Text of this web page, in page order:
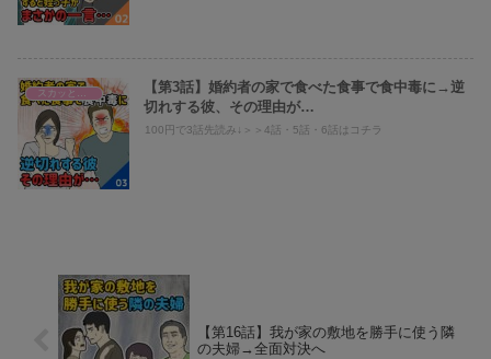
【第3話】婚約者の家で食べた食事で食中毒に→逆
切れする彼、その理由が…
100円で3話先読み↓＞＞4話・5話・6話はコチラ
【第16話】我が家の敷地を勝手に使う隣
の夫婦→全面対決へ